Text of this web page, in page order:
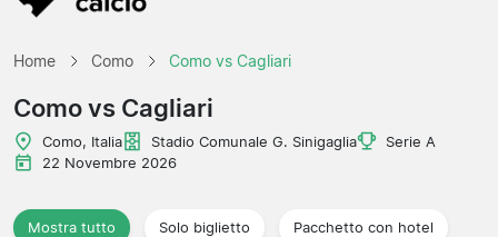
Home Como Como vs Cagliari
Como vs Cagliari
Como, Italia Stadio Comunale G. Sinigaglia
Serie A
22 Novembre 2026
Mostra tutto Solo biglietto Pacchetto con hotel